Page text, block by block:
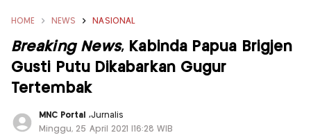
HOME NEWS NASIONAL
Breaking News, Kabinda Papua Brigjen
Gusti Putu Dikabarkan Gugur
Tertembak
MNC Portal ,Jurnalis
Minggu, 25 April 2021 |16:28 WIB